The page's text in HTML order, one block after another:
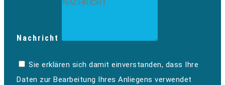
Nachricht
Sie erklären sich damit einverstanden, dass Ihre
Daten zur Bearbeitung Ihres Anliegens verwendet